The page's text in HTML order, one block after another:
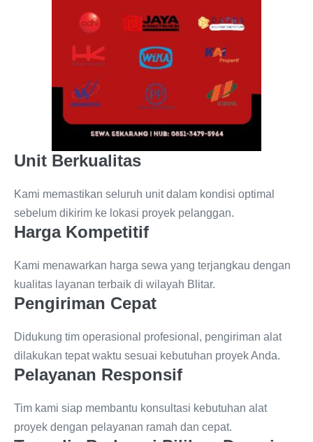
Unit Berkualitas
Kami memastikan seluruh unit dalam kondisi optimal
sebelum dikirim ke lokasi proyek pelanggan.
Harga Kompetitif
Kami menawarkan harga sewa yang terjangkau dengan
kualitas layanan terbaik di wilayah Blitar.
Pengiriman Cepat
Didukung tim operasional profesional, pengiriman alat
dilakukan tepat waktu sesuai kebutuhan proyek Anda.
Pelayanan Responsif
Tim kami siap membantu konsultasi kebutuhan alat
proyek dengan pelayanan ramah dan cepat.